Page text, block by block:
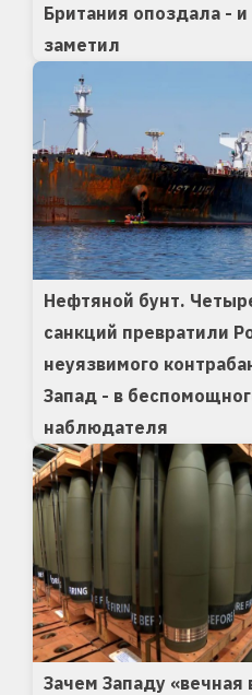
Британия опоздала - и
заметил
Нефтяной бунт.
санкций превратили
неуязвимого
Запад - в
наблюдателя
Зачем Западу «вечная